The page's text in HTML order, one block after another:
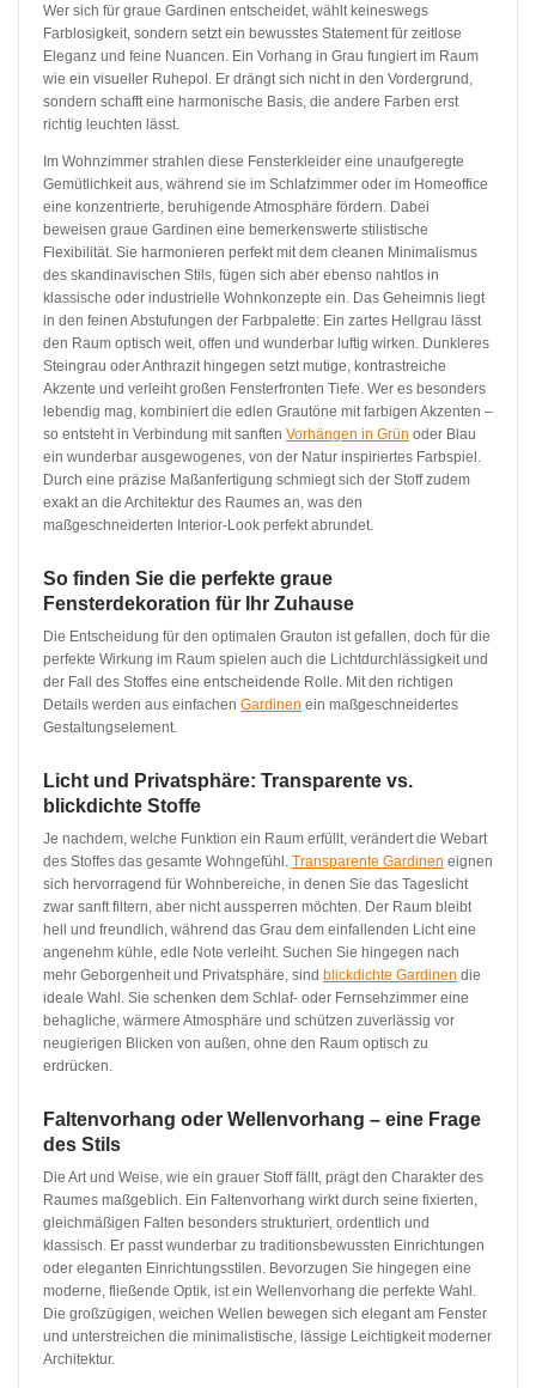
Wer sich für graue Gardinen entscheidet, wählt keineswegs
Farblosigkeit, sondern setzt ein bewusstes Statement für zeitlose
Eleganz und feine Nuancen. Ein Vorhang in Grau fungiert im Raum
wie ein visueller Ruhepol. Er drängt sich nicht in den Vordergrund,
sondern schafft eine harmonische Basis, die andere Farben erst
richtig leuchten lässt.
Im Wohnzimmer strahlen diese Fensterkleider eine unaufgeregte
Gemütlichkeit aus, während sie im Schlafzimmer oder im Homeoffice
eine konzentrierte, beruhigende Atmosphäre fördern. Dabei
beweisen graue Gardinen eine bemerkenswerte stilistische
Flexibilität. Sie harmonieren perfekt mit dem cleanen Minimalismus
des skandinavischen Stils, fügen sich aber ebenso nahtlos in
klassische oder industrielle Wohnkonzepte ein. Das Geheimnis liegt
in den feinen Abstufungen der Farbpalette: Ein zartes Hellgrau lässt
den Raum optisch weit, offen und wunderbar luftig wirken. Dunkleres
Steingrau oder Anthrazit hingegen setzt mutige, kontrastreiche
Akzente und verleiht großen Fensterfronten Tiefe. Wer es besonders
lebendig mag, kombiniert die edlen Grautöne mit farbigen Akzenten –
so entsteht in Verbindung mit sanften Vorhängen in Grün oder Blau
ein wunderbar ausgewogenes, von der Natur inspiriertes Farbspiel.
Durch eine präzise Maßanfertigung schmiegt sich der Stoff zudem
exakt an die Architektur des Raumes an, was den
maßgeschneiderten Interior-Look perfekt abrundet.
So finden Sie die perfekte graue
Fensterdekoration für Ihr Zuhause
Die Entscheidung für den optimalen Grauton ist gefallen, doch für die
perfekte Wirkung im Raum spielen auch die Lichtdurchlässigkeit und
der Fall des Stoffes eine entscheidende Rolle. Mit den richtigen
Details werden aus einfachen Gardinen ein maßgeschneidertes
Gestaltungselement.
Licht und Privatsphäre: Transparente vs.
blickdichte Stoffe
Je nachdem, welche Funktion ein Raum erfüllt, verändert die Webart
des Stoffes das gesamte Wohngefühl. Transparente Gardinen eignen
sich hervorragend für Wohnbereiche, in denen Sie das Tageslicht
zwar sanft filtern, aber nicht aussperren möchten. Der Raum bleibt
hell und freundlich, während das Grau dem einfallenden Licht eine
angenehm kühle, edle Note verleiht. Suchen Sie hingegen nach
mehr Geborgenheit und Privatsphäre, sind blickdichte Gardinen die
ideale Wahl. Sie schenken dem Schlaf- oder Fernsehzimmer eine
behagliche, wärmere Atmosphäre und schützen zuverlässig vor
neugierigen Blicken von außen, ohne den Raum optisch zu
erdrücken.
Faltenvorhang oder Wellenvorhang – eine Frage
des Stils
Die Art und Weise, wie ein grauer Stoff fällt, prägt den Charakter des
Raumes maßgeblich. Ein Faltenvorhang wirkt durch seine fixierten,
gleichmäßigen Falten besonders strukturiert, ordentlich und
klassisch. Er passt wunderbar zu traditionsbewussten Einrichtungen
oder eleganten Einrichtungsstilen. Bevorzugen Sie hingegen eine
moderne, fließende Optik, ist ein Wellenvorhang die perfekte Wahl.
Die großzügigen, weichen Wellen bewegen sich elegant am Fenster
und unterstreichen die minimalistische, lässige Leichtigkeit moderner
Architektur.